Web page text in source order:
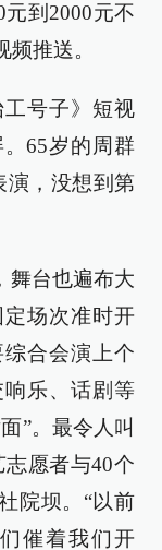
到2000元不
推送。
号子》短视
65岁的周群
演，没想到第
舞台也遍布大
场次准时开
合会演上个
乐、话剧等
”。最令人叫
愿者与40个
院坝。“以前
催着我们开